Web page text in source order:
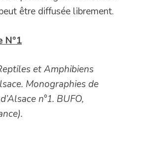
être diffusée librement.
N°1
et Amphibiens
Monographies de
n°1. BUFO,